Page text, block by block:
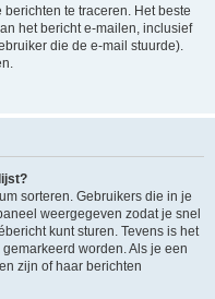
te traceren. Het beste
het bericht e-mailen, inclusief
die de e-mail stuurde).
sorteren. Gebruikers die in je
weergegeven zodat je snel
kunt sturen. Tevens is het
worden. Als je een
zijn of haar berichten